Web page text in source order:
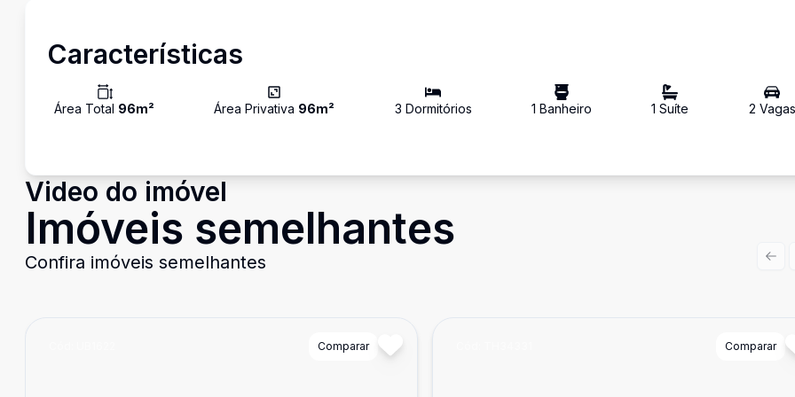
Características
Área Total 96m² Área Privativa 96m² 3 Dormitórios 1 Banheiro 1 Suíte 2 Vagas
Video do imóvel
Imóveis semelhantes
Confira imóveis semelhantes
Comparar Comparar